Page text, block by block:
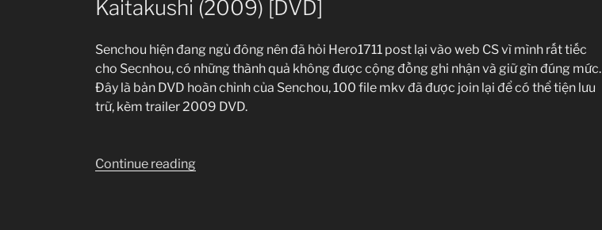
Kaitakushi (2009) [DVD]
Senchou hiện đang ngủ đông nên đã hỏi Hero1711 post lại vào web CS vì mình rất tiếc
cho Secnhou, có những thành quả không được cộng đồng ghi nhận và giữ gìn đúng mức.
Đây là bản DVD hoàn chỉnh của Senchou, 100 file mkv đã được join lại để có thể tiện lưu
trữ, kèm trailer 2009 DVD.
Continue reading